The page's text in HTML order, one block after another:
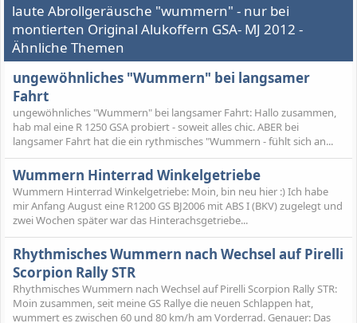
laute Abrollgeräusche "wummern" - nur bei
montierten Original Alukoffern GSA- MJ 2012 -
Ähnliche Themen
ungewöhnliches "Wummern" bei langsamer
Fahrt
ungewöhnliches "Wummern" bei langsamer Fahrt: Hallo zusammen,
hab mal eine R 1250 GSA probiert - soweit alles chic. ABER bei
langsamer Fahrt hat die ein rythmisches "Wummern - fühlt sich an...
Wummern Hinterrad Winkelgetriebe
Wummern Hinterrad Winkelgetriebe: Moin, bin neu hier :) Ich habe
mir Anfang August eine R1200 GS BJ2006 mit ABS I (BKV) zugelegt und
zwei Wochen später war das Hinterachsgetriebe...
Rhythmisches Wummern nach Wechsel auf Pirelli
Scorpion Rally STR
Rhythmisches Wummern nach Wechsel auf Pirelli Scorpion Rally STR:
Moin zusammen, seit meine GS Rallye die neuen Schlappen hat,
wummert es zwischen 60 und 80 km/h am Vorderrad. Genauer: Das